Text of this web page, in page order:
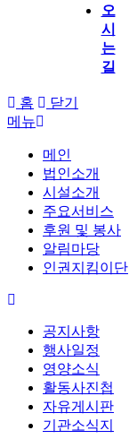
오
시
는
길
홈
닫기
메뉴
메인
법인소개
시설소개
주요서비스
후원 및 봉사
알림마당
인권지킴이단
공지사항
행사일정
영양소식
활동사진첩
자유게시판
기관소식지